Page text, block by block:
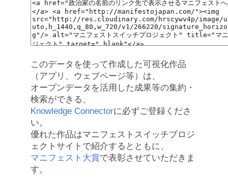
このデータを使って作成した可視化作品
（アプリ、ウェブページ等）は、
オープンデータを活用した成果等の集約・
検索ができる、
Knowledge Connectorに必ずご登録くださ
い。
優れた作品はマニフェストスイッチプロジ
ェクトサイトで紹介するとともに、
マニフェスト大賞で表彰させていただきま
す。